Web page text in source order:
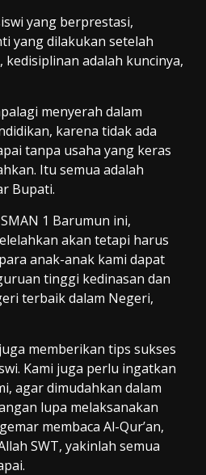
yang berprestasi,
yang dilakukan setelah
kedisiplinan adalah kuncinya,
menyerah dalam
karena tidak ada
tanpa usaha yang keras
Itu semua adalah
Bupati.
1 Barumun ini,
akan tetapi harus
anak-anak kami dapat
tinggi kedinasan dan
terbaik dalam Negeri,
memberikan tips sukses
Kami juga perlu ingatkan
agar dimudahkan dalam
lupa melaksanakan
membaca Al-Qur’an,
SWT, yakinlah semua